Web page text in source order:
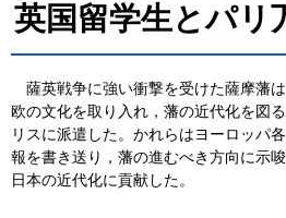
英国留学生とパリ
薩英戦争に強い衝撃を受けた薩摩藩
欧の文化を取り入れ，藩の近代化を図
リスに派遣した。かれらはヨーロッパ
報を書き送り，藩の進むべき方向に示
日本の近代化に貢献した。